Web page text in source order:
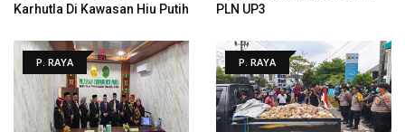
Karhutla Di Kawasan Hiu Putih
PLN UP3
P. RAYA P. RAYA